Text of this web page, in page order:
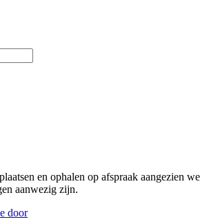
en ophalen op afspraak aangezien we
aanwezig zijn.
door